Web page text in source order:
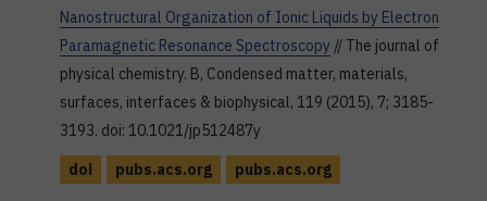
Nanostructural Organization of Ionic Liquids by Electron
Paramagnetic Resonance Spectroscopy // The journal of
physical chemistry. B, Condensed matter, materials,
surfaces, interfaces & biophysical, 119 (2015), 7; 3185-
3193. doi: 10.1021/jp512487y
doi
pubs.acs.org
pubs.acs.org